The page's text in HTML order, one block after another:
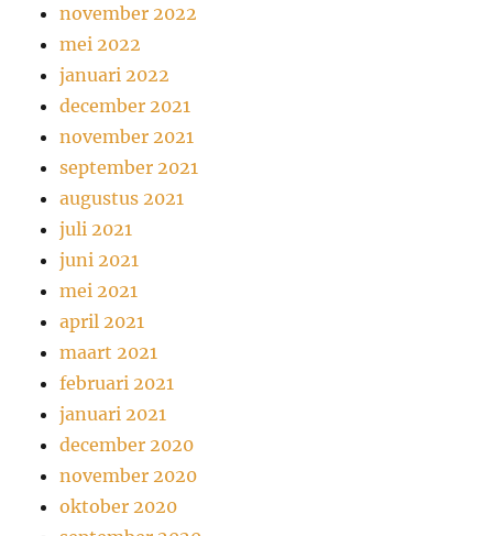
november 2022
mei 2022
januari 2022
december 2021
november 2021
september 2021
augustus 2021
juli 2021
juni 2021
mei 2021
april 2021
maart 2021
februari 2021
januari 2021
december 2020
november 2020
oktober 2020